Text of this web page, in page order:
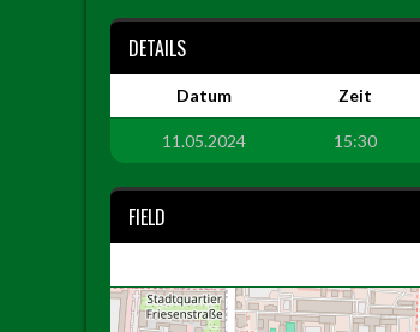
DETAILS
Datum Zeit
11.05.2024 15:30
FIELD